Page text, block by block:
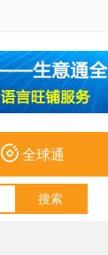
全球通